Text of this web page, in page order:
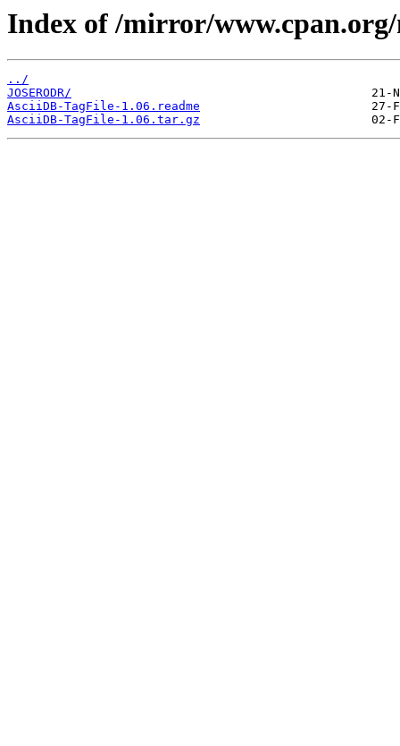
Index of /mirror/
../
JOSERODR/
AsciiDB-TagFile-1.06.readme
AsciiDB-TagFile-1.06.tar.gz